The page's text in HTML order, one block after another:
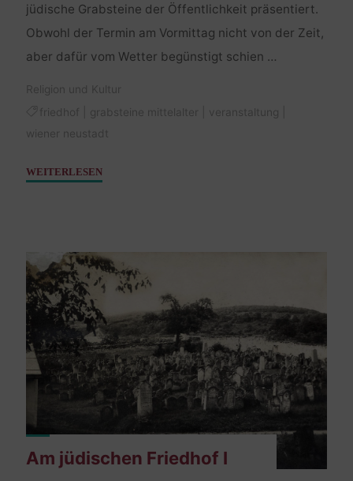
jüdische Grabsteine der Öffentlichkeit präsentiert.
Obwohl der Termin am Vormittag nicht von der Zeit,
aber dafür vom Wetter begünstigt schien …
Religion und Kultur
friedhof
grabsteine mittelalter veranstaltung
wiener neustadt
WEITERLESEN"Präsentation
Am jüdischen Friedhof I